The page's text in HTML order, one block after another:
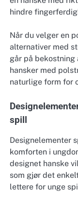
hindre
Når du velger en
alternativer med
går på
hansker med
naturlige form for
spill
Designelementer
komforten i
designet hanske
som gjør det
lettere for unge